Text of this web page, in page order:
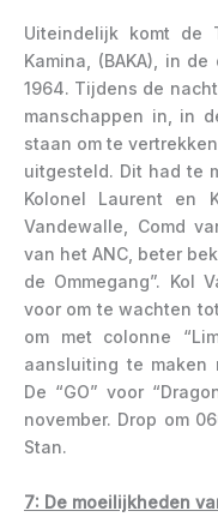
Uiteindelijk komt de
Kamina, (BAKA), in
1964. Tijdens de
manschappen in, in
staan om te
uitgesteld. Dit had te
Kolonel Laurent en
Vandewalle, Comd
van het ANC, beter
de Ommegang”. Kol
voor om te wachten
om met colonne
aansluiting te maken
De “GO” voor
november. Drop om
Stan.
7: De moeilijkheden